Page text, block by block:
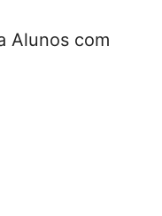
Alunos com